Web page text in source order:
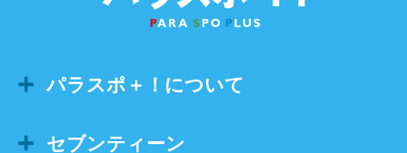
パラスポ＋！について
セブンティーン